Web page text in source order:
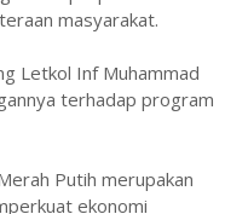
masyarakat.
Letkol Inf Muhammad
terhadap program
Putih merupakan
ekonomi